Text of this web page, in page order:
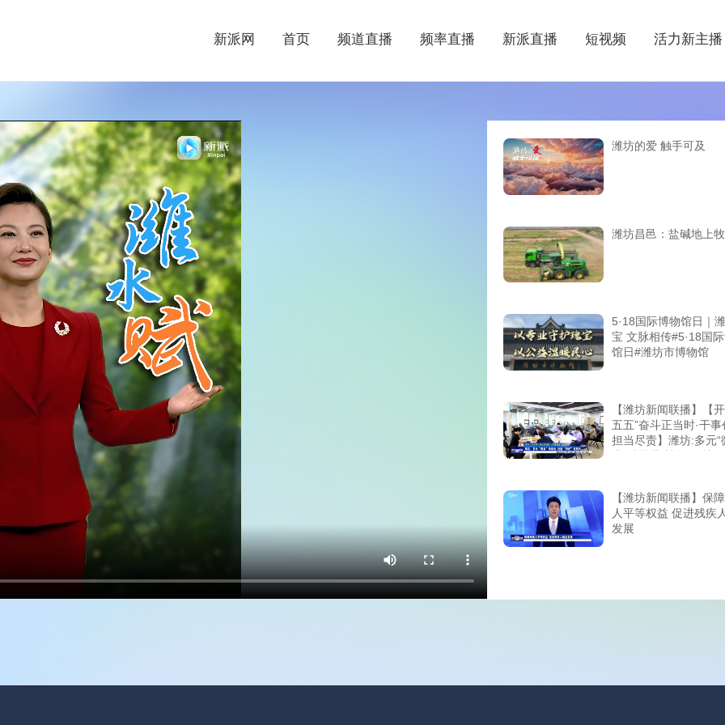
新派网 首页 频道直播 频率直播 新派直播 短视频 活力新主播
潍坊的爱 触手可及
潍坊昌邑：盐碱地上
5·18国际博物馆日｜
宝 文脉相传#5·18国
馆日#潍坊市博物馆
【潍坊新闻联播】【
五五”奋斗正当时·干事
担当尽责】潍坊:多元“
【潍坊新闻联播】保
人平等权益 促进残疾
发展